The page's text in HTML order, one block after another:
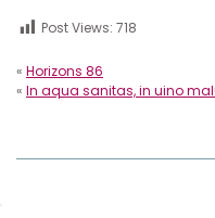
Post Views: 718
« Horizons 86
« In aqua sanitas, in uino